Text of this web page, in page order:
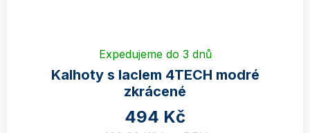
Expedujeme do 3 dnů
Kalhoty s laclem 4TECH modré
zkrácené
494 Kč